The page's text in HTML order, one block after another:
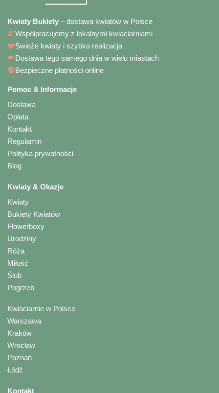
Kwiaty Bukiety – dostawa kwiatów w Polsce
Współpracujemy z lokalnymi kwiaciarniami
Świeże kwiaty i szybka realizacja
Dostawa tego samego dnia w wielu miastach
Bezpieczne płatności online
Pomoc & Informacje
Dostawa
Opłata
Kontakt
Regulamin
Polityka prywatności
Blog
Kwiaty & Okazje
Kwiaty
Bukiety Kwiatów
Flowerboxy
Urodziny
Róża
Miłość
Ślub
Pogrzeb
Kwiaciarnie w Polsce
Warszawa
Kraków
Wrocław
Poznań
Łódź
Kontakt